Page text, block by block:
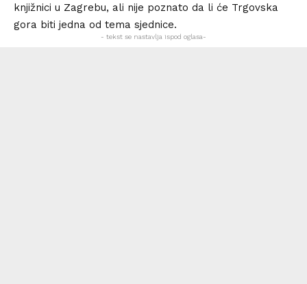
knjižnici u Zagrebu, ali nije poznato da li će Trgovska
gora biti jedna od tema sjednice.
- tekst se nastavlja ispod oglasa-